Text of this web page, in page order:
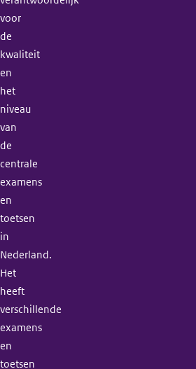
voor
de
kwaliteit
en
het
niveau
van
de
centrale
examens
en
toetsen
in
Nederland.
Het
heeft
verschillende
examens
en
toetsen